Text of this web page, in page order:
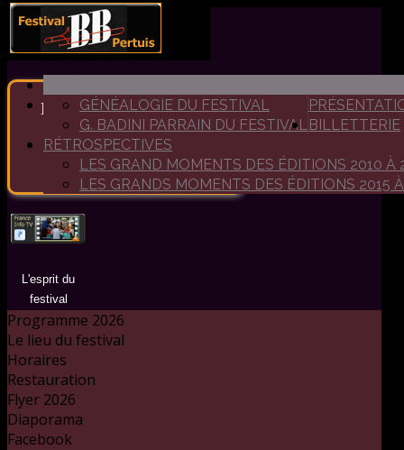
GÉNÉALOGIE DU FESTIVAL
G. BADINI PARRAIN DU FESTIVALBILLETTERIE
RÉTROSPECTIVES
LES GRAND MOMENTS DES ÉDITIONS 2010 À
LES GRANDS MOMENTS DES ÉDITIONS 2015
Bienvenue au festival de
Big Band de Pertuis
Un festival dédié aux grandes
formations de jazz
L'esprit du
festival
Programme 2026
Le lieu du festival
Horaires
Restauration
Flyer 2026
Diaporama
Facebook